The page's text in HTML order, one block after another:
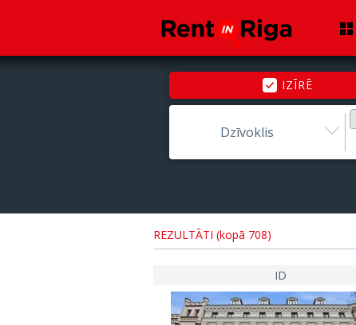
IZĪRĒ
Dzīvoklis
REZULTĀTI (kopā 708)
ID